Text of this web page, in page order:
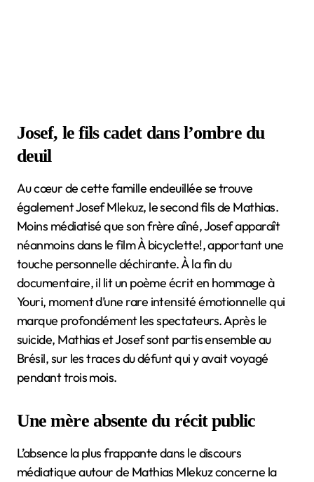
Josef, le fils cadet dans l’ombre du
deuil
Au cœur de cette famille endeuillée se trouve
également Josef Mlekuz, le second fils de Mathias.
Moins médiatisé que son frère aîné, Josef apparaît
néanmoins dans le film À bicyclette!, apportant une
touche personnelle déchirante. À la fin du
documentaire, il lit un poème écrit en hommage à
Youri, moment d’une rare intensité émotionnelle qui
marque profondément les spectateurs. Après le
suicide, Mathias et Josef sont partis ensemble au
Brésil, sur les traces du défunt qui y avait voyagé
pendant trois mois.
Une mère absente du récit public
L’absence la plus frappante dans le discours
médiatique autour de Mathias Mlekuz concerne la